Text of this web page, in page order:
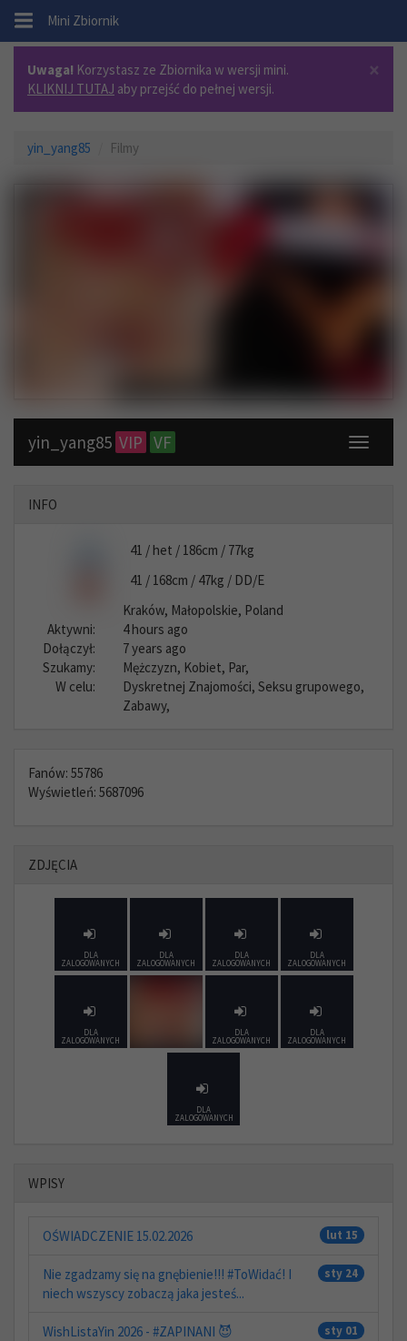
. Mini Zbiornik
×
Uwaga! Korzystasz ze Zbiornika w wersji mini.
KLIKNIJ TUTAJ aby przejść do pełnej wersji.
yin_yang85 Filmy
Toggle
yin_yang85 VIP VF
INFO
41 / het / 186cm / 77kg
41 / 168cm / 47kg / DD/E
Kraków, Małopolskie, Poland
Aktywni:
4 hours ago
Dołączył:
7 years ago
Szukamy:
Mężczyzn, Kobiet, Par,
W celu:
Dyskretnej Znajomości, Seksu grupowego,
Zabawy,
Fanów: 55786
Wyświetleń: 5687096
ZDJĘCIA
DLA
ZALOGOWANYCH
DLA
ZALOGOWANYCH
DLA
ZALOGOWANYCH
DLA
ZALOGOWANYCH
DLA
ZALOGOWANYCH
DLA
ZALOGOWANYCH
DLA
ZALOGOWANYCH
DLA
ZALOGOWANYCH
WPISY
lut 15
OŚWIADCZENIE 15.02.2026
sty 24
Nie zgadzamy się na gnębienie!!! #ToWidać! I
niech wszyscy zobaczą jaka jesteś...
sty 01
WishListaYin 2026 - #ZAPINANI 😈